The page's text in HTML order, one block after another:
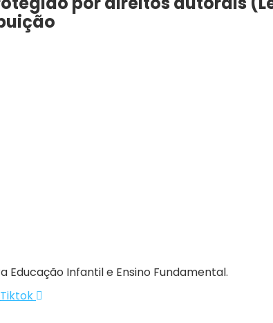
Educação Infantil e Ensino Fundamental.
Tiktok